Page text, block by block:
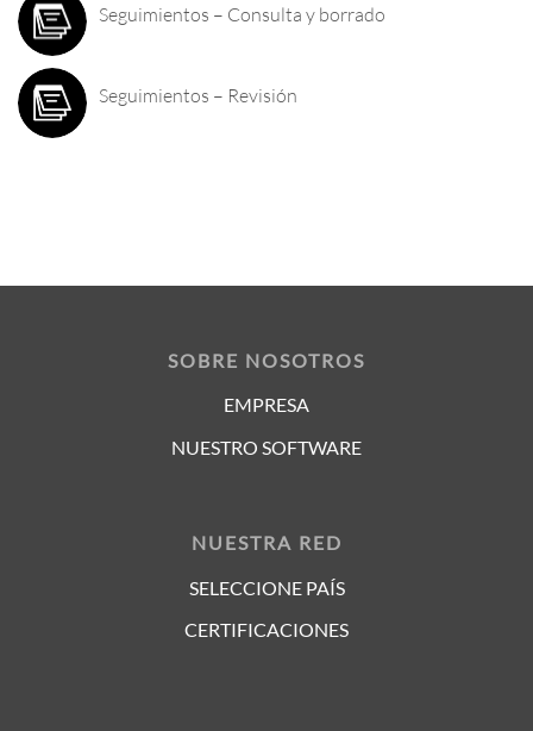
Seguimientos – Consulta y borrado
Seguimientos – Revisión
SOBRE NOSOTROS
EMPRESA
NUESTRO SOFTWARE
NUESTRA RED
SELECCIONE PAÍS
CERTIFICACIONES